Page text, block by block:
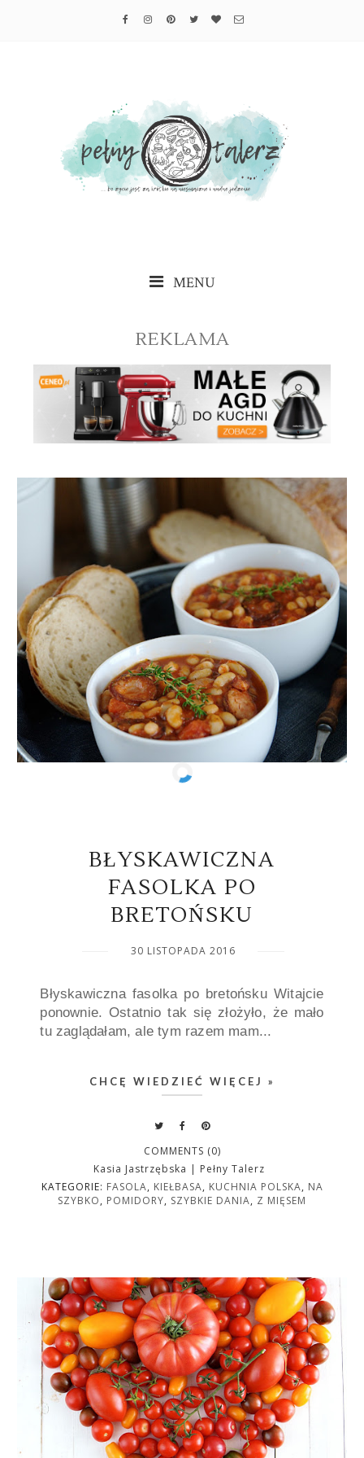
MENU
REKLAMA
BŁYSKAWICZNA
FASOLKA PO
BRETOŃSKU
30 LISTOPADA 2016
Błyskawiczna fasolka po bretońsku Witajcie
ponownie. Ostatnio tak się złożyło, że mało
tu zaglądałam, ale tym razem mam...
CHCĘ WIEDZIEĆ WIĘCEJ »
COMMENTS (0)
Kasia Jastrzębska | Pełny Talerz
KATEGORIE: FASOLA, KIEŁBASA, KUCHNIA POLSKA, NA
SZYBKO, POMIDORY, SZYBKIE DANIA, Z MIĘSEM